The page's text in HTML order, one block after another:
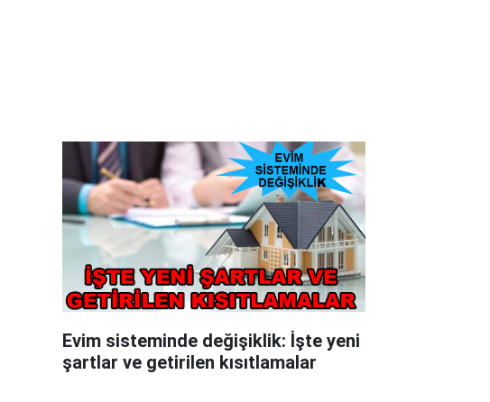
Evim sisteminde değişiklik: İşte yeni
şartlar ve getirilen kısıtlamalar